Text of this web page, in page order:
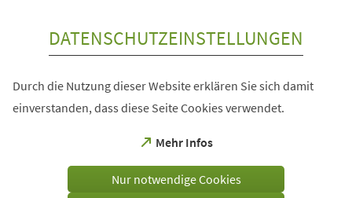
DATENSCHUTZEINSTELLUNGEN
Durch die Nutzung dieser Website erklären Sie sich damit
einverstanden, dass diese Seite Cookies verwendet.
Mehr Infos
(Öffnet
einem
Nur notwendige Cookies